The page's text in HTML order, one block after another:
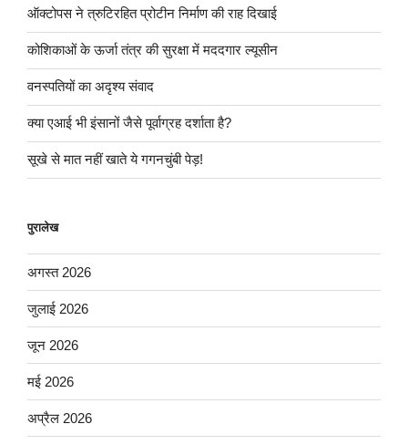
ऑक्टोपस ने त्रुटिरहित प्रोटीन निर्माण की राह दिखाई
कोशिकाओं के ऊर्जा तंत्र की सुरक्षा में मददगार ल्यूसीन
वनस्पतियों का अदृश्य संवाद
क्या एआई भी इंसानों जैसे पूर्वाग्रह दर्शाता है?
सूखे से मात नहीं खाते ये गगनचुंबी पेड़!
पुरालेख
अगस्त 2026
जुलाई 2026
जून 2026
मई 2026
अप्रैल 2026